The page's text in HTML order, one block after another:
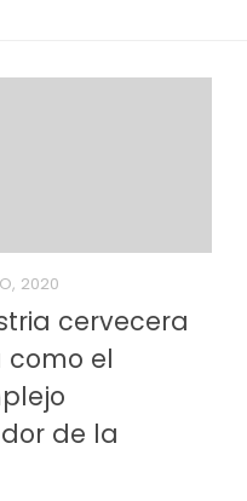
2020
cervecera
como el
de la